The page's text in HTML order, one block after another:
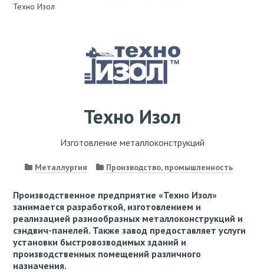
Техно Изол
Техно Изол
Изготовление металлоконструкций
Металлургия Производство, промышленность
Производственное предприятие «Техно Изол»
занимается разработкой, изготовлением и
реализацией разнообразных металлоконструкций и
сэндвич-панелей. Также завод предоставляет услуги
установки быстровозводимых зданий и
производственных помещений различного
назначения.